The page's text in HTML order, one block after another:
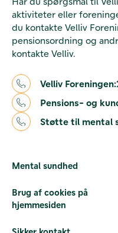
aktiviteter eller
du kontakte Velliv
pensionsordning og
kontakte Velliv.
Velliv Foreningen:
Pensions- og
Støtte til mental
Mental sundhed
Brug af cookies på
hjemmesiden